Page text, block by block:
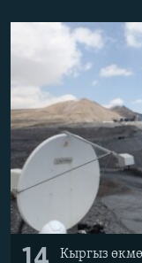
Кыргыз